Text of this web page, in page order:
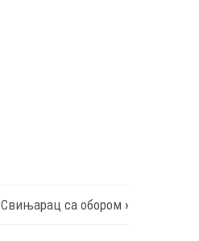
Свињарац са обором ›